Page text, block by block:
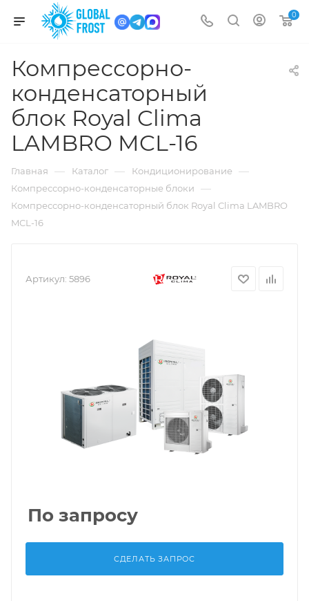
0
Компрессорно-
конденсаторный
блок Royal Clima
LAMBRO MCL-16
Главная — Каталог — Кондиционирование —
Компрессорно-конденсаторные блоки —
Компрессорно-конденсаторный блок Royal Clima LAMBRO
MCL-16
Артикул: 5896
По запросу
СДЕЛАТЬ ЗАПРОС